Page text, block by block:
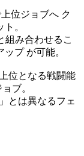
位ジョブへ ク
。
組み合わせるこ
プ が可能。
位となる戦闘能
ブ。
とは異なるフェ